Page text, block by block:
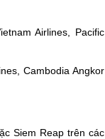
Airlines, Pacific
Cambodia Angkor
Siem Reap trên các